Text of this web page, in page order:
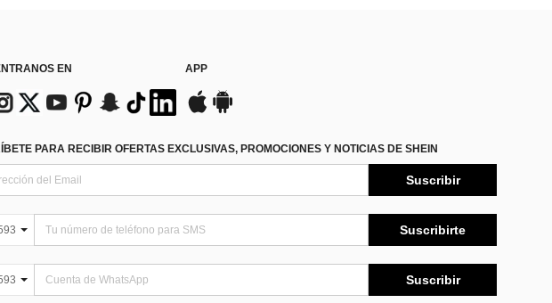
EN APP
PARA RECIBIR OFERTAS EXCLUSIVAS, PROMOCIONES Y NOTICIAS DE SHEIN
Suscribir
Suscribirte
Suscribir